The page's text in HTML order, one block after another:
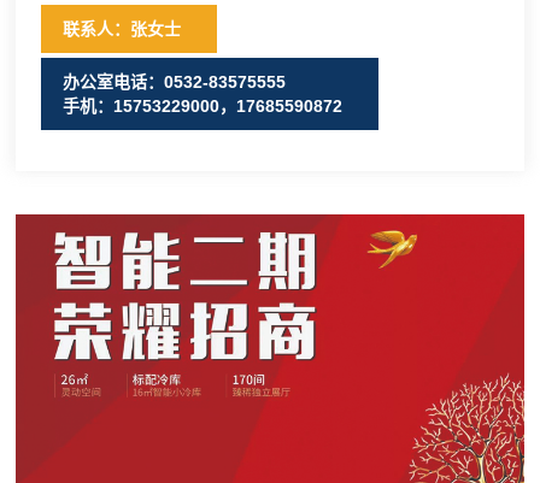
联系人：张女士
办公室电话：0532-83575555
手机：15753229000，17685590872